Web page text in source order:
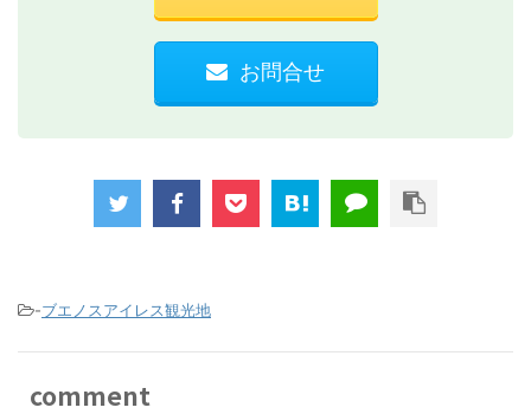
お問合せ
-ブエノスアイレス観光地
comment